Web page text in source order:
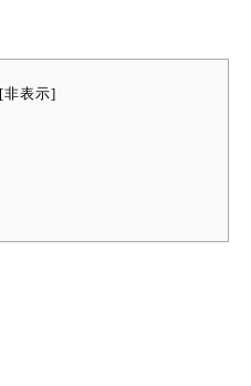
[非表示]